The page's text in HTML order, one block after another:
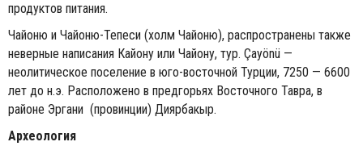
продуктов питания.
Чайоню и Чайоню-Тепеси (холм Чайоню), распространены также
неверные написания Кайону или Чайону, тур. Çayönü —
неолитическое поселение в юго-восточной Турции, 7250 — 6600
лет до н.э. Расположено в предгорьях Восточного Тавра, в
районе Эргани (провинции) Диярбакыр.
Археология